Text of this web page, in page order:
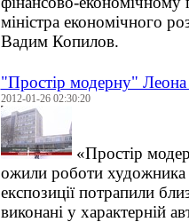
міністра економічного
Вадим Копилов.
"Простір модерну"
2012-01-26 02:30:20
«Простір
ожили роботи
експозиції потрапили
виконані у характерній